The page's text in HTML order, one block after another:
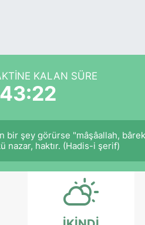
KALAN SÜRE
43:22
bir şey görürse "mâşâallah,
nazar, haktır. (Hadis-i şerif)